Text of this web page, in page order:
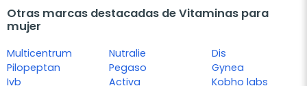
Otras marcas destacadas de Vitaminas para
mujer
Multicentrum
Pilopeptan
Ivb
Nutralie
Pegaso
Activa
Dis
Gynea
Kobho labs